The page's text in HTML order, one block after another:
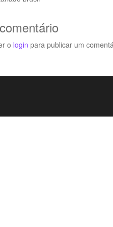
o login para publicar um